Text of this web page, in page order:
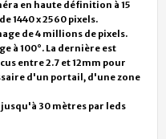
en haute définition à 15
1440 x 2560 pixels.
de 4 millions de pixels.
à 100°. La dernière est
entre 2.7 et 12mm pour
d'un portail, d'une zone
30 mètres par leds